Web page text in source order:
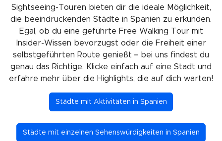
Sightseeing-Touren bieten dir die ideale Möglichkeit,
die beeindruckenden Städte in Spanien zu erkunden.
Egal, ob du eine geführte Free Walking Tour mit
Insider-Wissen bevorzugst oder die Freiheit einer
selbstgeführten Route genießt – bei uns findest du
genau das Richtige. Klicke einfach auf eine Stadt und
erfahre mehr über die Highlights, die auf dich warten!
Städte mit Aktivitäten in Spanien
Städte mit einzelnen Sehenswürdigkeiten in Spanien